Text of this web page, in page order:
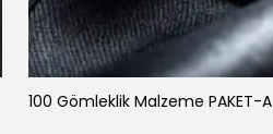
100 Gömleklik Malzeme PAKET-A